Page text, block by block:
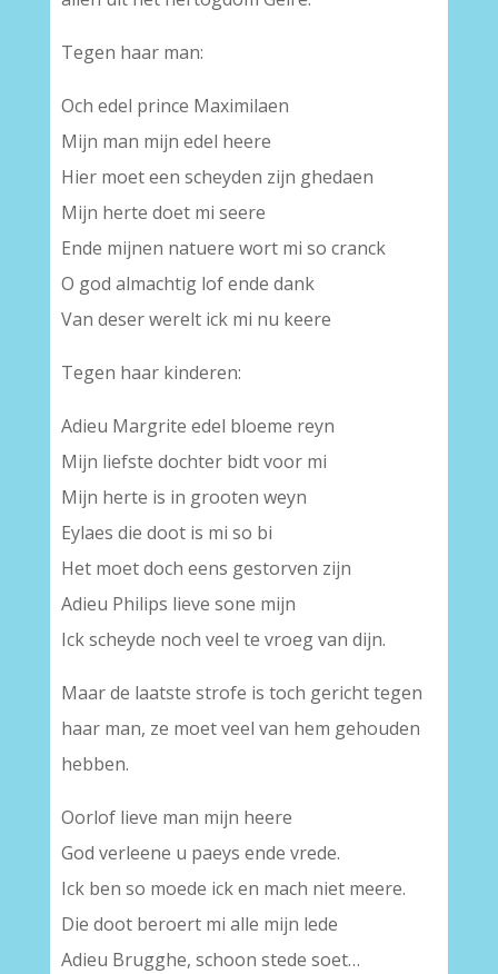
Tegen haar man:
Och edel prince Maximilaen
Mijn man mijn edel heere
Hier moet een scheyden zijn ghedaen
Mijn herte doet mi seere
Ende mijnen natuere wort mi so cranck
O god almachtig lof ende dank
Van deser werelt ick mi nu keere
Tegen haar kinderen:
Adieu Margrite edel bloeme reyn
Mijn liefste dochter bidt voor mi
Mijn herte is in grooten weyn
Eylaes die doot is mi so bi
Het moet doch eens gestorven zijn
Adieu Philips lieve sone mijn
Ick scheyde noch veel te vroeg van dijn.
Maar de laatste strofe is toch gericht tegen
haar man, ze moet veel van hem gehouden
hebben.
Oorlof lieve man mijn heere
God verleene u paeys ende vrede.
Ick ben so moede ick en mach niet meere.
Die doot beroert mi alle mijn lede
Adieu Brugghe, schoon stede soet…